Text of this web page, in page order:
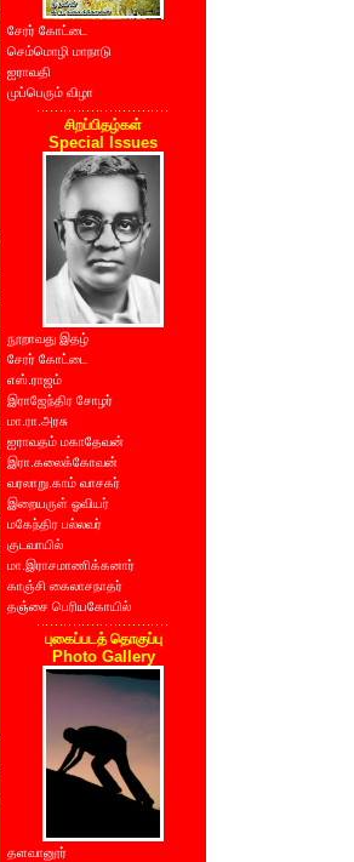
சேரர் கோட்டை
செம்மொழி மாநாடு
ஐராவதி
முப்பெரும் விழா
சிறப்பிதழ்கள்
Special Issues
நூறாவது இதழ்
சேரர் கோட்டை
எஸ்.ராஜம்
இராஜேந்திர சோழர்
மா.ரா.அரசு
ஐராவதம் மகாதேவன்
இரா.கலைக்கோவன்
வரலாறு.காம் வாசகர்
இறையருள் ஓவியர்
மகேந்திர பல்லவர்
குடவாயில்
மா.இராசமாணிக்கனார்
காஞ்சி கைலாசநாதர்
தஞ்சை பெரியகோயில்
புகைப்படத் தொகுப்பு
Photo Gallery
தளவானூர்